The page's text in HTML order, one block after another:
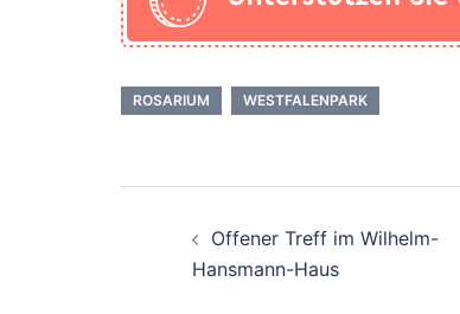
ROSARIUM WESTFALENPARK
Beitrags-
Navigation
Offener Treff im Wilhelm-
Hansmann-Haus